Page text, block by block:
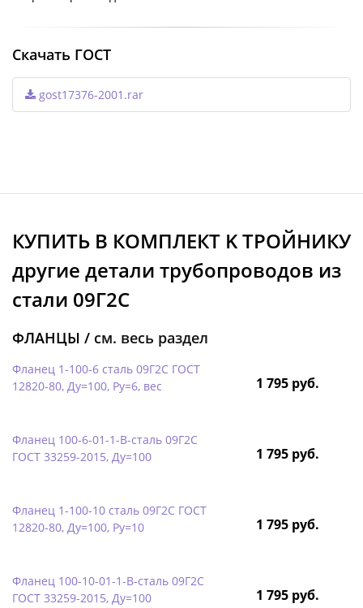
Скачать ГОСТ
gost17376-2001.rar
КУПИТЬ В КОМПЛЕКТ K ТРОЙНИКУ
другие детали трубопроводов из
стали 09Г2С
ФЛАНЦЫ / см. весь раздел
Фланец 1-100-6 сталь 09Г2С ГОСТ
12820-80, Ду=100, Ру=6, вес
1 795 руб.
Фланец 100-6-01-1-B-сталь 09Г2С
ГОСТ 33259-2015, Ду=100
1 795 руб.
Фланец 1-100-10 сталь 09Г2С ГОСТ
12820-80, Ду=100, Ру=10
1 795 руб.
Фланец 100-10-01-1-B-сталь 09Г2С
ГОСТ 33259-2015, Ду=100
1 795 руб.